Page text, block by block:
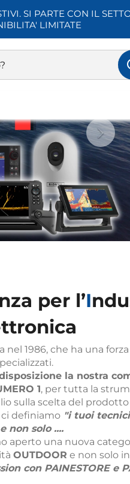
SI PARTE CON IL
LIMITATE
per l’I
nel 1986, che ha una
la nostra
1, per tutta la
sulla scelta del
ci definiamo "i tuoi
e non solo ....
aperto una nuova
OUTDOOR e non solo
con PAINESTORE e